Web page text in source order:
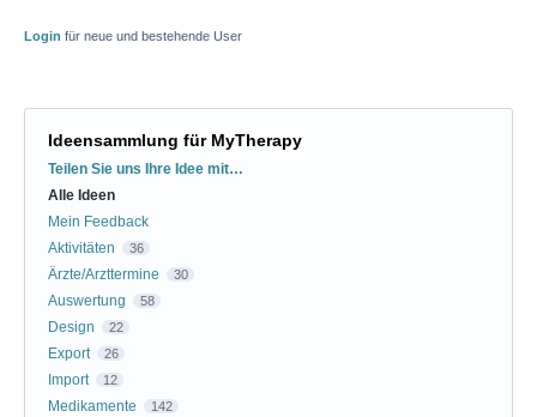
Login für neue und bestehende User
Ideensammlung für MyTherapy
Kategorien
Teilen Sie uns Ihre Idee mit…
Alle Ideen
Mein Feedback
Aktivitäten
36
Ärzte/Arzttermine 30
Auswertung 58
Design 22
Export 26
Import 12
Medikamente 142